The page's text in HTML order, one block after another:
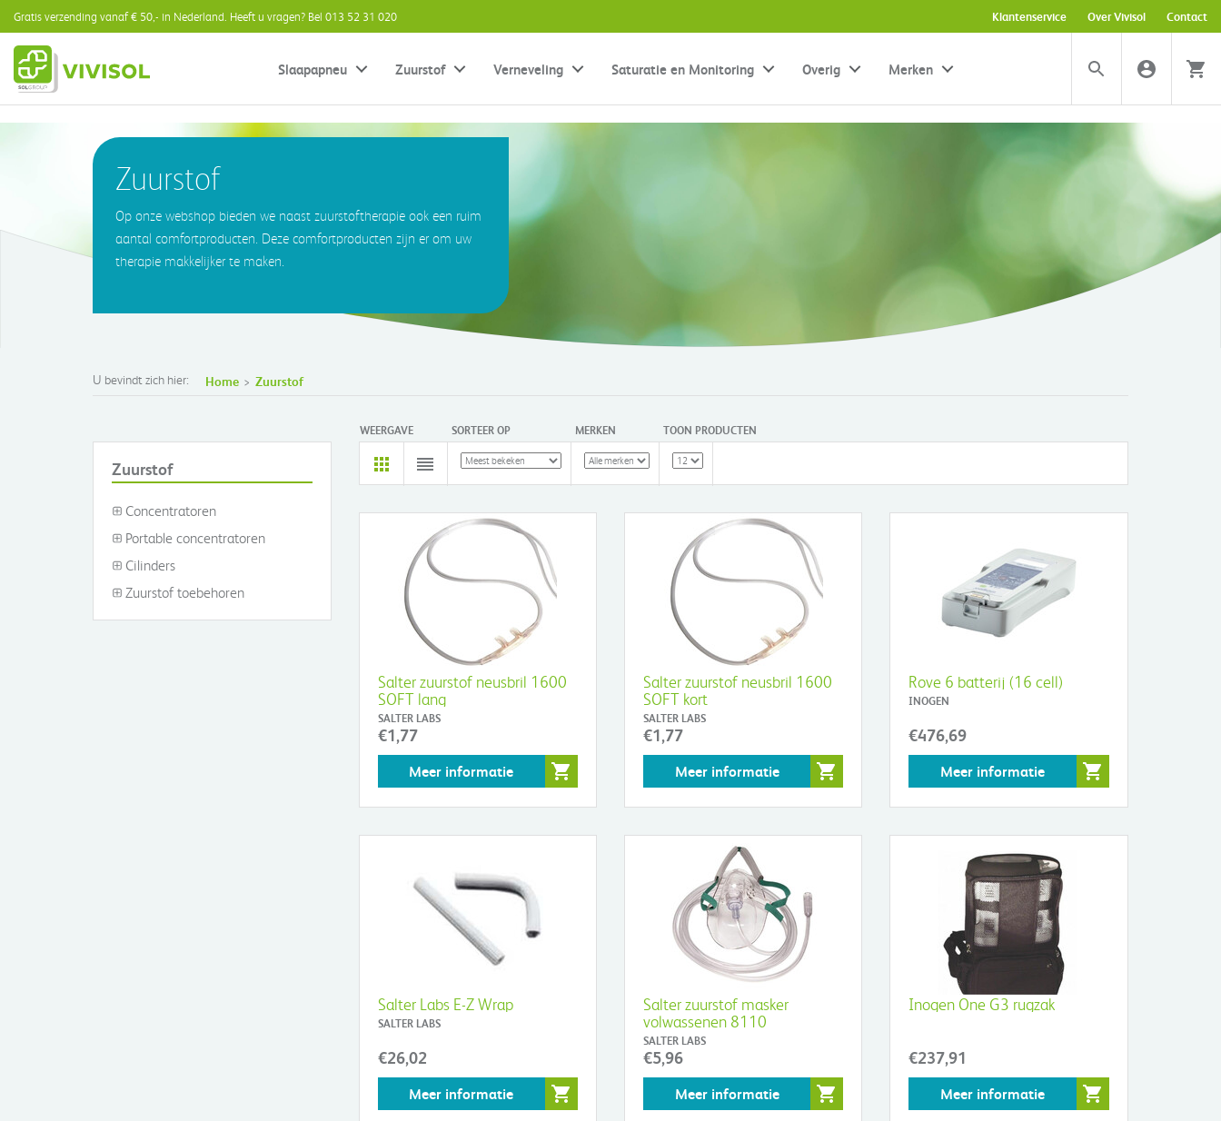
Gratis verzending vanaf € 50,- in Nederland. Heeft u vragen? Bel 013 52 31 020 Klantenservice Over Vivisol Contact
Slaapapneu Zuurstof Verneveling Saturatie en Monitoring Overig Merken
Zuurstof
Op onze webshop bieden we naast zuurstoftherapie ook een ruim
aantal comfortproducten. Deze comfortproducten zijn er om uw
therapie makkelijker te maken.
U bevindt zich hier: Home Zuurstof
Zuurstof
Concentratoren
Portable concentratoren
Cilinders
Zuurstof toebehoren
WEERGAVE SORTEER OP MERKEN TOON PRODUCTEN
Salter zuurstof neusbril 1600
SOFT lang
SALTER LABS
€1,77
Meer informatie
Salter zuurstof neusbril 1600
SOFT kort
SALTER LABS
€1,77
Meer informatie
Rove 6 batterij (16 cell)
INOGEN
€476,69
Meer informatie
Salter Labs E-Z Wrap
SALTER LABS
€26,02
Meer informatie
Salter zuurstof masker
volwassenen 8110
SALTER LABS
€5,96
Meer informatie
Inogen One G3 rugzak
€237,91
Meer informatie